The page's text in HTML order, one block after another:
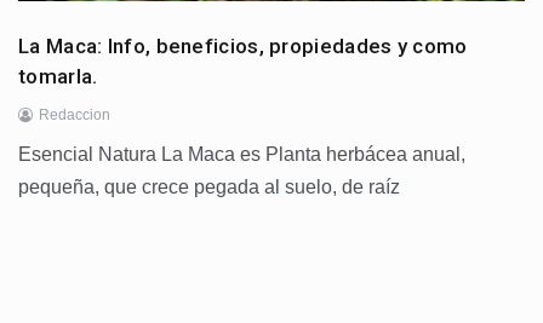
La Maca: Info, beneficios, propiedades y como
tomarla.
Redaccion
Esencial Natura La Maca es Planta herbácea anual,
pequeña, que crece pegada al suelo, de raíz